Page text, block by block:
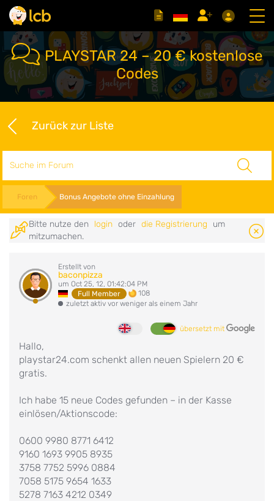
PLAYSTAR 24 – 20 € kostenlose
Codes
Zurück zur Liste
Foren Bonus Angebote ohne Einzahlung
Bitte nutze den login oder die Registrierung
um
mitzumachen.
Erstellt von
baconpizza
um Oct 25, 12, 01:42:04 PM
Full Member
108
zuletzt aktiv vor weniger als einem Jahr
übersetzt mit
Hallo,
playstar24.com schenkt allen neuen Spielern 20 €
gratis.
Ich habe 15 neue Codes gefunden – in der Kasse
einlösen/Aktionscode:
0600 9980 8771 6412
9160 1693 9905 8935
3758 7752 5996 0884
7058 5175 9654 1633
5278 7163 4212 0349